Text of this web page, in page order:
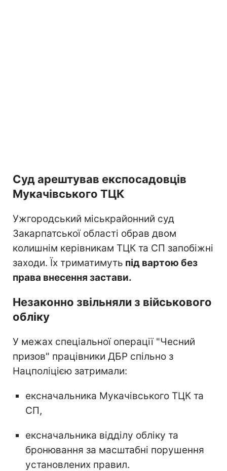
Суд арештував експосадовців
Мукачівського ТЦК
Ужгородський міськрайонний суд
Закарпатської області обрав двом
колишнім керівникам ТЦК та СП запобіжні
заходи. Їх триматимуть під вартою без
права внесення застави.
Незаконно звільняли з військового
обліку
У межах спеціальної операції "Чесний
призов" працівники ДБР спільно з
Нацполіцією затримали:
ексначальника Мукачівського ТЦК та
СП,
ексначальника відділу обліку та
бронювання за масштабні порушення
установлених правил.